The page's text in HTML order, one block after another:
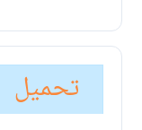
تحميل